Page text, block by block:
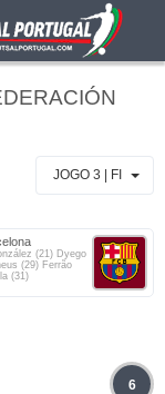
JOGO 3 | FI
(21) Dyego
(29) Ferrão
(31)
6